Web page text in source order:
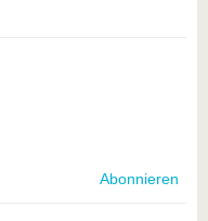
Abonnieren